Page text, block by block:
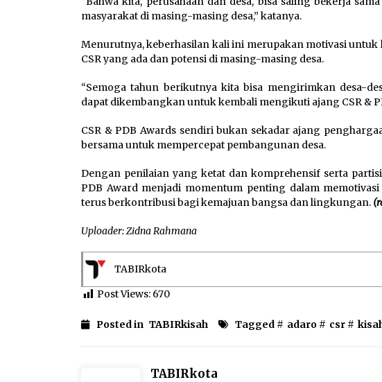
masyarakat di masing-masing desa,” katanya.
Menurutnya, keberhasilan kali ini merupakan motivasi
CSR yang ada dan potensi di masing-masing desa.
“Semoga tahun berikutnya kita bisa mengirimkan desa-
dapat dikembangkan untuk kembali mengikuti ajang CSR &
CSR & PDB Awards sendiri bukan sekadar ajang
bersama untuk mempercepat pembangunan desa.
Dengan penilaian yang ketat dan komprehensif serta
PDB Award menjadi momentum penting dalam
terus berkontribusi bagi kemajuan bangsa dan lingkungan.
Uploader: Zidna Rahmana
TABIRkota
Post Views: 670
Posted in TABIRkisah Tagged # adaro # csr #
TABIRkota